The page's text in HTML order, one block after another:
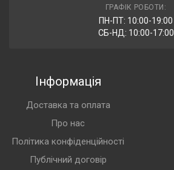
ГРАФІК РОБОТИ:
ПН-ПТ: 10:00-19:00
СБ-НД: 10:00-17:00
Інформація
Доставка та оплата
Про нас
Політика конфіденційності
Публічний договір